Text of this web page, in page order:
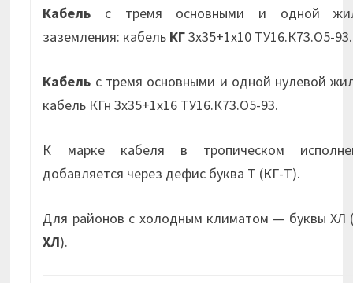
Кабель с тремя основными и одной
заземления: кабель КГ3х35+1х10 ТУ16.К73.О5-93.
Кабель с тремя основными и одной нулевой
кабель КГн 3х35+1х16 ТУ16.К73.О5-93.
К марке кабеля в тропическом
добавляется через дефис буква Т (КГ-Т).
Для районов с холодным климатом — буквы ХЛ
ХЛ).